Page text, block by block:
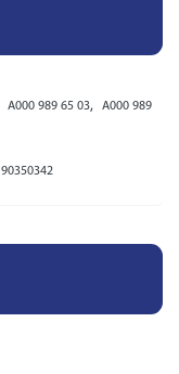
A000 989 65 03,
A000 989
90350342